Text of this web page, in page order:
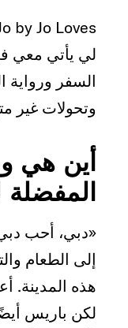
لي يأتي معي
السفر ورواية
وتحولات غير
أين هي
المفضلة
«دبي، أحب
إلى الطعام
هذه المدينة.
لكن باريس